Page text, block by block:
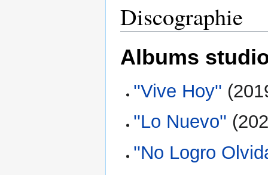
Discographie
Albums
''Vive Hoy''
''Lo Nuevo''
''No Logro